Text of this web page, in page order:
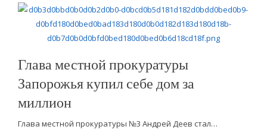
Глава местной прокуратуры
Запорожья купил себе дом за
миллион
Глава местной прокуратуры №3 Андрей Деев стал…